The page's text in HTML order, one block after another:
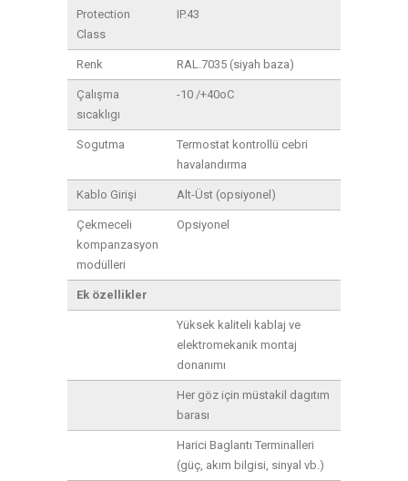
Protection
Class
IP.43
Renk RAL.7035 (siyah baza)
Çalışma
sıcaklıgı
-10 /+40oC
Sogutma
Termostat kontrollü cebri
havalandırma
Kablo Girişi Alt-Üst (opsiyonel)
Çekmeceli
kompanzasyon
modülleri
Opsiyonel
Ek özellikler
Yüksek kaliteli kablaj ve
elektromekanik montaj
donanımı
Her göz için müstakil dagıtım
barası
Harici Baglantı Terminalleri
(güç, akım bilgisi, sinyal vb.)